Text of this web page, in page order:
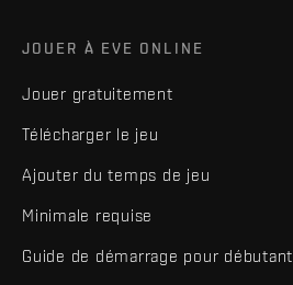
JOUER À EVE ONLINE
Jouer gratuitement
Télécharger le jeu
Ajouter du temps de jeu
Minimale requise
Guide de démarrage pour débutant